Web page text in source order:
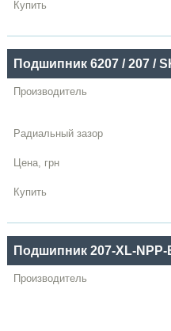
Подшипник 6207 / 207 /
Подшипник 207-XL-NPP-